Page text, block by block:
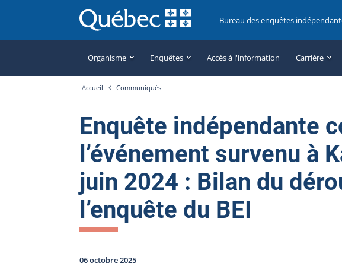
Bureau des enquêtes
Organisme Enquêtes Accès à l'information Carrière
Accueil Communiqués
Enquête indépendante
l’événement survenu à
juin 2024 : Bilan du
l’enquête du BEI
06 octobre 2025